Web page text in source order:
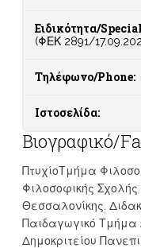
Ειδικότητα/
(ΦΕΚ 2891/
Τηλέφωνο/Phone:
Ιστοσελίδα:
Βιογραφικό/
ΠτυχίοΤμήμα
Φιλοσοφικής Σχολής
Θεσσαλονίκης.
Παιδαγωγικό Τμήμα
Δημοκριτείου